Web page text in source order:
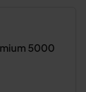
5000